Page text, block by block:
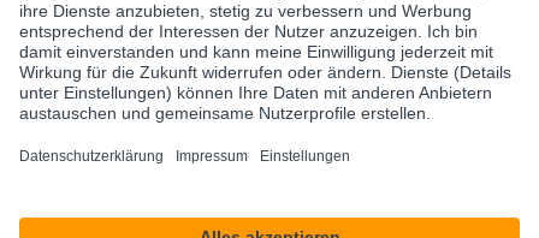
An wen kann ich mich wenden, falls
ich noch Fragen habe?
info@d-velop.de